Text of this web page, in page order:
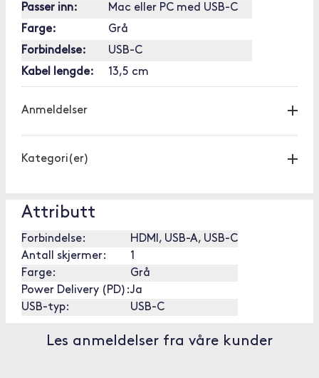
Passer inn:
Mac eller PC med USB-C
Farge:
Grå
Forbindelse:
USB-C
Kabel lengde:
13,5 cm
Anmeldelser
Kategori(er)
Attributt
Forbindelse:
HDMI, USB-A, USB-C
Antall skjermer:
1
Farge:
Grå
Power Delivery (PD):Ja
USB-typ:
USB-C
Les anmeldelser fra våre kunder